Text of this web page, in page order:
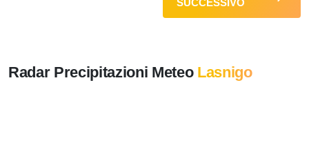
SUCCESSIVO
Radar Precipitazioni Meteo Lasnigo